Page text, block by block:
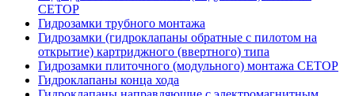
CETOP
Гидрозамки трубного монтажа
Гидрозамки (гидроклапаны обратные с пилотом на
открытие) картриджного (ввертного) типа
Гидрозамки плиточного (модульного) монтажа CETOP
Гидроклапаны конца хода